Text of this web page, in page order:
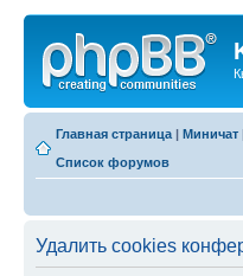
Главная страница | Миничат
Список форумов
Удалить cookies